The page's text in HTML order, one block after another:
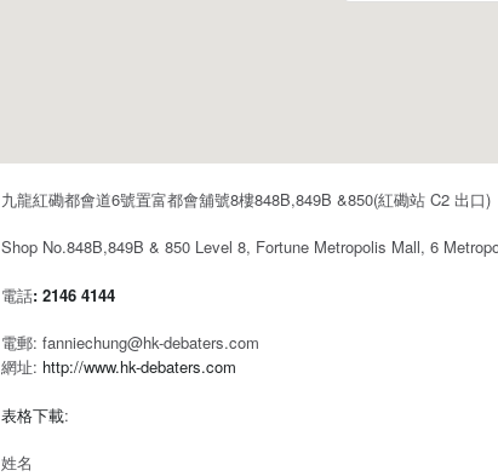
九龍紅磡都會道6號置富都會舖號8樓848B,849B &850(紅磡站 C2 出口)
Shop No.848B,849B & 850 Level 8, Fortune Metropolis Mall, 6
電話: 2146 4144
電郵: fanniechung@hk-debaters.com
網址: http://www.hk-debaters.com
表格下載:
姓名